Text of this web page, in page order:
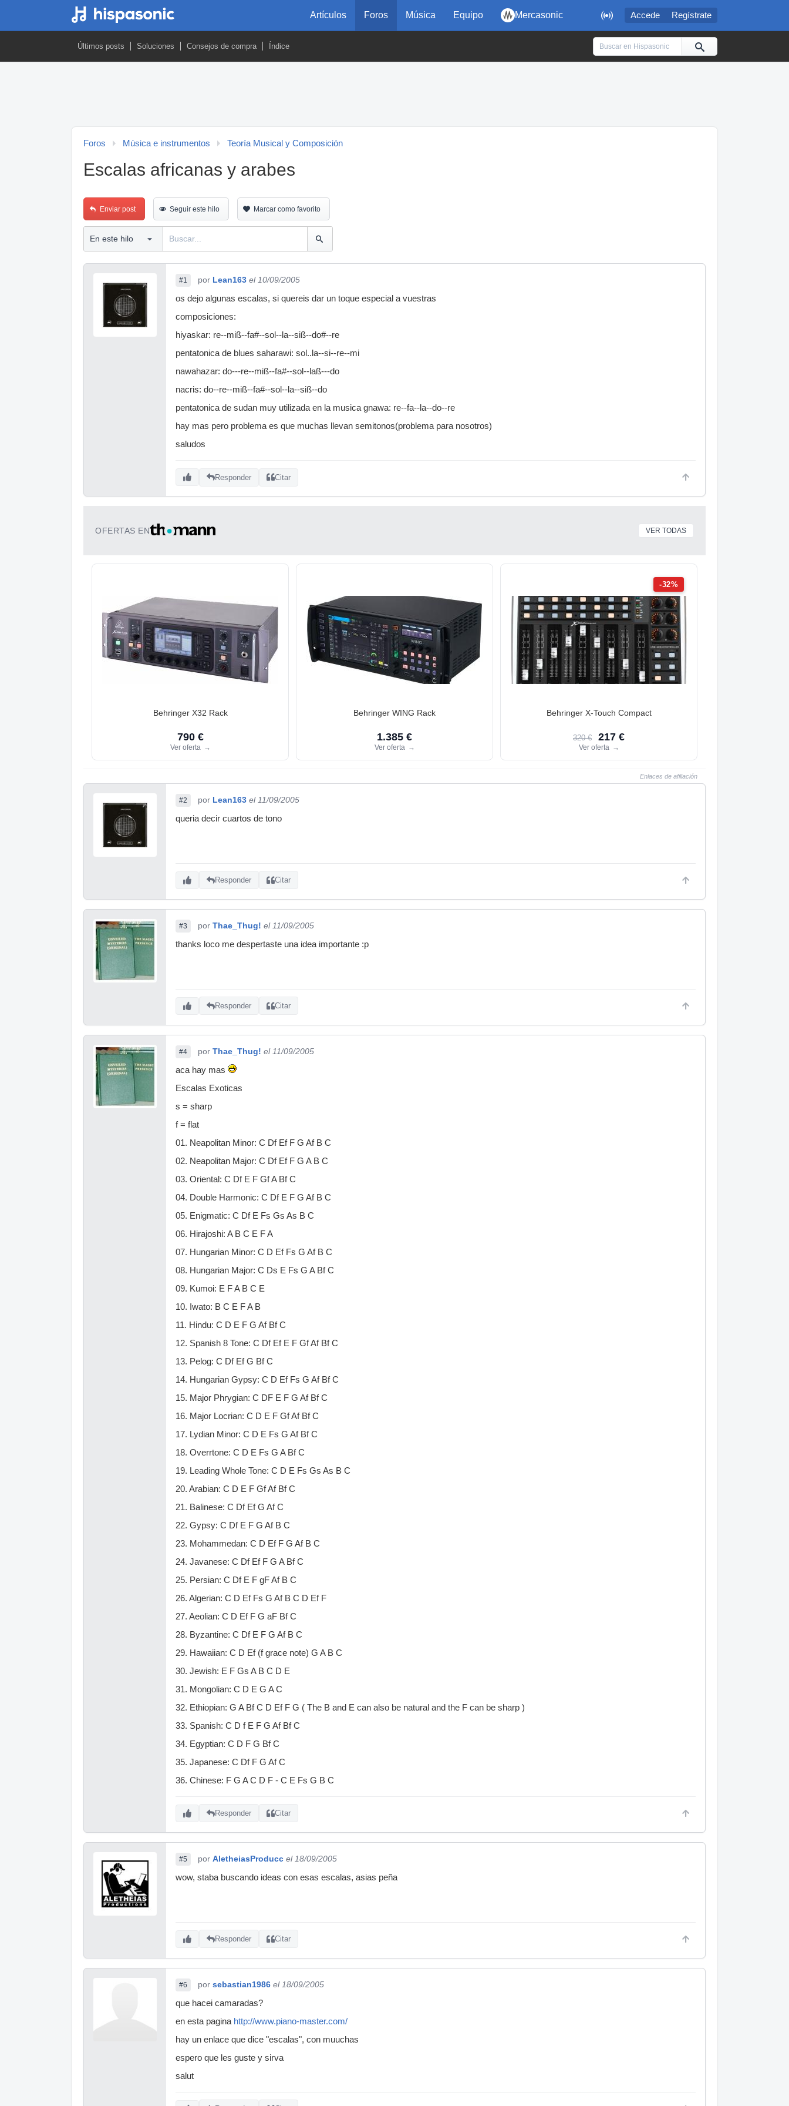
 Accede Regístrate
Artículos Foros Música Equipo Mercasonic
Últimos posts Soluciones Consejos de compra Índice
Foros Música e instrumentos Teoría Musical y Composición
Escalas africanas y arabes
Enviar post Seguir este hilo Marcar como favorito
#1 por Lean163 el 10/09/2005
os dejo algunas escalas, si quereis dar un toque especial a vuestras
composiciones:
hiyaskar: re--miß--fa#--sol--la--siß--do#--re
pentatonica de blues saharawi: sol..la--si--re--mi
nawahazar: do---re--miß--fa#--sol--laß---do
nacris: do--re--miß--fa#--sol--la--siß--do
pentatonica de sudan muy utilizada en la musica gnawa: re--fa--la--do--re
hay mas pero problema es que muchas llevan semitonos(problema para nosotros)
saludos
Responder Citar
OFERTAS EN VER TODAS
Behringer X32 Rack
790 €
Ver oferta →
Behringer WING Rack
1.385 €
Ver oferta →
-32%
Behringer X-Touch Compact
320 € 217 €
Ver oferta →
Enlaces de afiliación
#2 por Lean163 el 11/09/2005
queria decir cuartos de tono
Responder Citar
#3 por Thae_Thug! el 11/09/2005
thanks loco me despertaste una idea importante :p
Responder Citar
#4 por Thae_Thug! el 11/09/2005
aca hay mas
Escalas Exoticas
s = sharp
f = flat
01. Neapolitan Minor: C Df Ef F G Af B C
02. Neapolitan Major: C Df Ef F G A B C
03. Oriental: C Df E F Gf A Bf C
04. Double Harmonic: C Df E F G Af B C
05. Enigmatic: C Df E Fs Gs As B C
06. Hirajoshi: A B C E F A
07. Hungarian Minor: C D Ef Fs G Af B C
08. Hungarian Major: C Ds E Fs G A Bf C
09. Kumoi: E F A B C E
10. Iwato: B C E F A B
11. Hindu: C D E F G Af Bf C
12. Spanish 8 Tone: C Df Ef E F Gf Af Bf C
13. Pelog: C Df Ef G Bf C
14. Hungarian Gypsy: C D Ef Fs G Af Bf C
15. Major Phrygian: C DF E F G Af Bf C
16. Major Locrian: C D E F Gf Af Bf C
17. Lydian Minor: C D E Fs G Af Bf C
18. Overrtone: C D E Fs G A Bf C
19. Leading Whole Tone: C D E Fs Gs As B C
20. Arabian: C D E F Gf Af Bf C
21. Balinese: C Df Ef G Af C
22. Gypsy: C Df E F G Af B C
23. Mohammedan: C D Ef F G Af B C
24. Javanese: C Df Ef F G A Bf C
25. Persian: C Df E F gF Af B C
26. Algerian: C D Ef Fs G Af B C D Ef F
27. Aeolian: C D Ef F G aF Bf C
28. Byzantine: C Df E F G Af B C
29. Hawaiian: C D Ef (f grace note) G A B C
30. Jewish: E F Gs A B C D E
31. Mongolian: C D E G A C
32. Ethiopian: G A Bf C D Ef F G ( The B and E can also be natural and the F can be sharp )
33. Spanish: C D f E F G Af Bf C
34. Egyptian: C D F G Bf C
35. Japanese: C Df F G Af C
36. Chinese: F G A C D F - C E Fs G B C
Responder Citar
#5 por AletheiasProducc el 18/09/2005
wow, staba buscando ideas con esas escalas, asias peña
Responder Citar
#6 por sebastian1986 el 18/09/2005
que hacei camaradas?
en esta pagina http://www.piano-master.com/
hay un enlace que dice "escalas", con muuchas
espero que les guste y sirva
salut